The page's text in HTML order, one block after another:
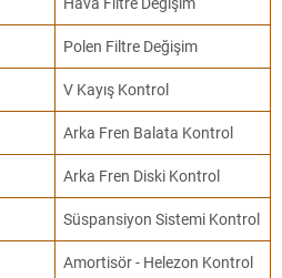
Polen Filtre Değişim
V Kayış Kontrol
Arka Fren Balata Kontrol
Arka Fren Diski Kontrol
Süspansiyon Sistemi Kontrol
Amortisör - Helezon Kontrol